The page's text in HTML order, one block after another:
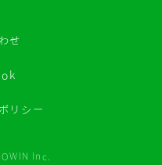
せ
リシー
Inc.